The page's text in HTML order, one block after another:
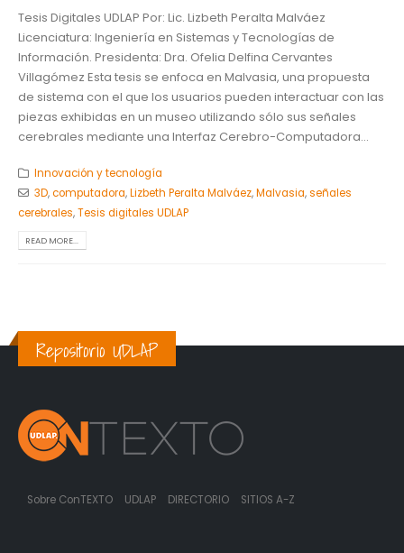
Tesis Digitales UDLAP Por: Lic. Lizbeth Peralta Malváez
Licenciatura: Ingeniería en Sistemas y Tecnologías de
Información. Presidenta: Dra. Ofelia Delfina Cervantes
Villagómez Esta tesis se enfoca en Malvasia, una propuesta
de sistema con el que los usuarios pueden interactuar con las
piezas exhibidas en un museo utilizando sólo sus señales
cerebrales mediante una Interfaz Cerebro-Computadora...
Innovación y tecnología
3D,computadora,Lizbeth Peralta Malváez,Malvasia,señales
cerebrales,Tesis digitales UDLAP
READ MORE...
Repositorio UDLAP
Sobre ConTEXTO UDLAP DIRECTORIO SITIOS A-Z